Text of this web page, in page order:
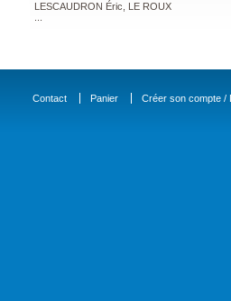
LESCAUDRON Éric, LE ROUX
Contact Panier Créer son compte /